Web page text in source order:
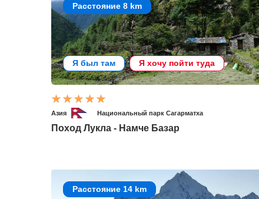
Расстояние 8 km
Я был там Я хочу пойти туда
Азия Национальный парк Сагарматха
Поход Лукла - Намче Базар
Расстояние 14 km